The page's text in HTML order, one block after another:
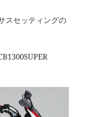
スセッティングの